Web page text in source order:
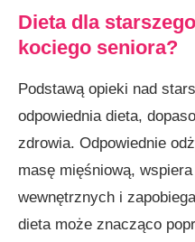
Dieta dla
kociego seniora?
Podstawą opieki nad
odpowiednia dieta,
zdrowia. Odpowiednie
masę mięśniową,
wewnętrznych i
dieta może znacząco